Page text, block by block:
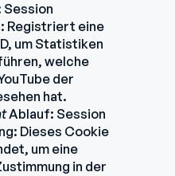
Registriert eine
um Statistiken
welche
der
hat.
Ablauf: Session
Dieses Cookie
um eine
in der